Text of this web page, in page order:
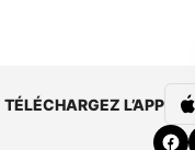
TÉLÉCHARGEZ L’APP